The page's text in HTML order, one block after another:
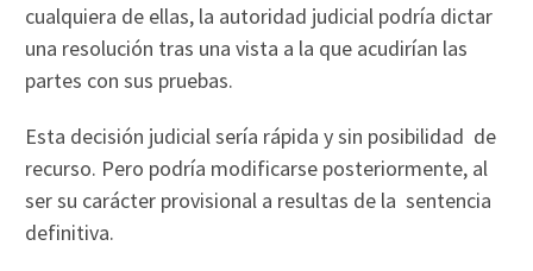
cualquiera de ellas, la autoridad judicial podría dictar
una resolución tras una vista a la que acudirían las
partes con sus pruebas.
Esta decisión judicial sería rápida y sin posibilidad de
recurso. Pero podría modificarse posteriormente, al
ser su carácter provisional a resultas de la sentencia
definitiva.